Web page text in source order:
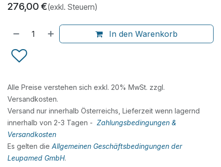
276,00 €(exkl. Steuern)
In den Warenkorb
Alle Preise verstehen sich exkl. 20% MwSt. zzgl.
Versandkosten.
Versand nur innerhalb Österreichs, Lieferzeit wenn lagernd
innerhalb von 2-3 Tagen - Zahlungsbedingungen &
Versandkosten
Es gelten die Allgemeinen Geschäftsbedingungen der
Leupamed GmbH.